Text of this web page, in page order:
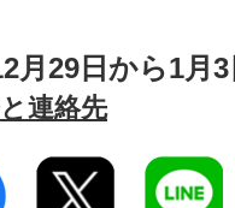
月29日から1月
連絡先